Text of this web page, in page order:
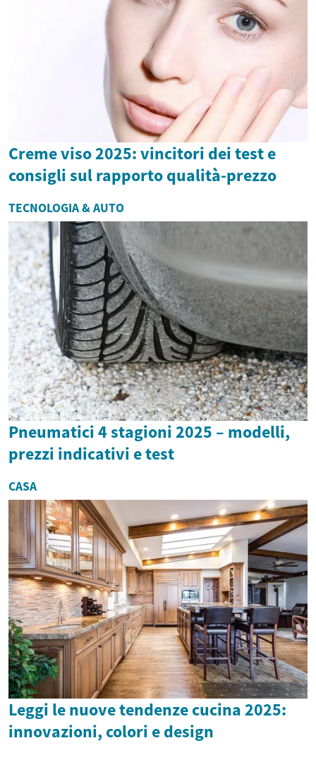
Creme viso 2025: vincitori dei test e
consigli sul rapporto qualità-prezzo
TECNOLOGIA & AUTO
Pneumatici 4 stagioni 2025 – modelli,
prezzi indicativi e test
CASA
Leggi le nuove tendenze cucina 2025:
innovazioni, colori e design